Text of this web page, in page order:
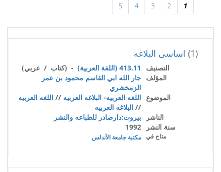
5 4 3 2 1
(1) اساسى البلاغه
التصنيف 413.11 (اللغة العربية)
- (كتاب / عربي)
المؤلف جار الله ابي القاسم محمود بن عمر
الزمخشري
الموضوع اللغه العربيه- البلاغه العربيه // اللغه العربيه
// البلاغه العربيه
الناشر
بيروت:دارصادر للطباعه والنشر
سنة النشر
1992
متاح في مكتبة جامعة الأندلس